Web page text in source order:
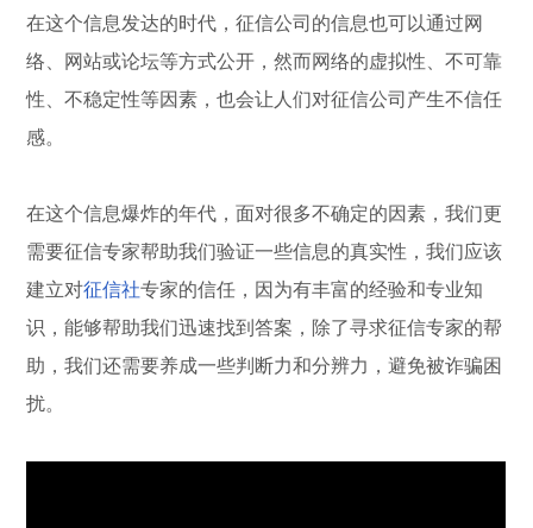
在这个信息发达的时代，征信公司的信息也可以通过网
络、网站或论坛等方式公开，然而网络的虚拟性、不可靠
性、不稳定性等因素，也会让人们对征信公司产生不信任
感。
在这个信息爆炸的年代，面对很多不确定的因素，我们更
需要征信专家帮助我们验证一些信息的真实性，我们应该
建立对征信社专家的信任，因为有丰富的经验和专业知
识，能够帮助我们迅速找到答案，除了寻求征信专家的帮
助，我们还需要养成一些判断力和分辨力，避免被诈骗困
扰。